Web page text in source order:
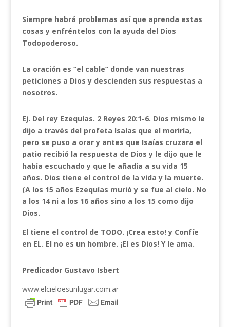
Siempre habrá problemas así que aprenda estas
cosas y enfréntelos con la ayuda del Dios
Todopoderoso.
La oración es “el cable” donde van nuestras
peticiones a Dios y descienden sus respuestas a
nosotros.
Ej. Del rey Ezequías. 2 Reyes 20:1-6. Dios mismo le
dijo a través del profeta Isaías que el moriría,
pero se puso a orar y antes que Isaías cruzara el
patio recibió la respuesta de Dios y le dijo que le
había escuchado y que le añadía a su vida 15
años. Dios tiene el control de la vida y la muerte.
(A los 15 años Ezequías murió y se fue al cielo. No
a los 14 ni a los 16 años sino a los 15 como dijo
Dios.
El tiene el control de TODO. ¡Crea esto! y Confíe
en EL. El no es un hombre. ¡El es Dios! Y le ama.
Predicador Gustavo Isbert
www.elcieloesunlugar.com.ar